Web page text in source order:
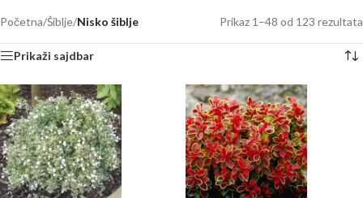
Početna/Šiblje/Nisko šiblje Prikaz 1–48 od 123 rezultata
Prikaži sajdbar